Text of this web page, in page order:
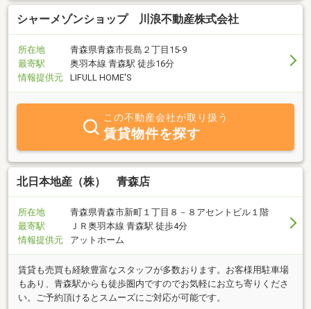
シャーメゾンショップ 川浪不動産株式会社
所在地
青森県青森市長島２丁目15-9
最寄駅
奥羽本線 青森駅 徒歩16分
情報提供元
LIFULL HOME'S
この不動産会社が取り扱う
賃貸物件を探す
北日本地産（株） 青森店
所在地
青森県青森市新町１丁目８－８アセントビル１階
最寄駅
ＪＲ奥羽本線 青森駅 徒歩4分
情報提供元
アットホーム
賃貸も売買も経験豊富なスタッフが多数おります。お客様用駐車場
もあり、青森駅からも徒歩圏内ですのでお気軽にお立ち寄りくださ
い。ご予約頂けるとスムーズにご対応が可能です。